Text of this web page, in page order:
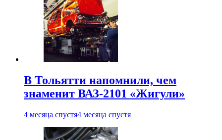
В Тольятти напомнили, чем
знаменит ВАЗ-2101 «Жигули»
4 месяца спустя4 месяца спустя